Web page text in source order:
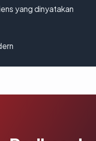
yang dinyatakan